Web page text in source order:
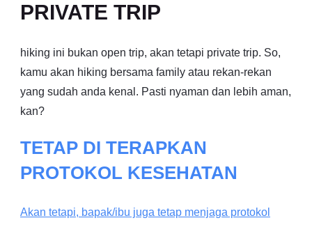
PRIVATE TRIP
hiking ini bukan open trip, akan tetapi private trip. So,
kamu akan hiking bersama family atau rekan-rekan
yang sudah anda kenal. Pasti nyaman dan lebih aman,
kan?
TETAP DI TERAPKAN
PROTOKOL KESEHATAN
Akan tetapi, bapak/ibu juga tetap menjaga protokol